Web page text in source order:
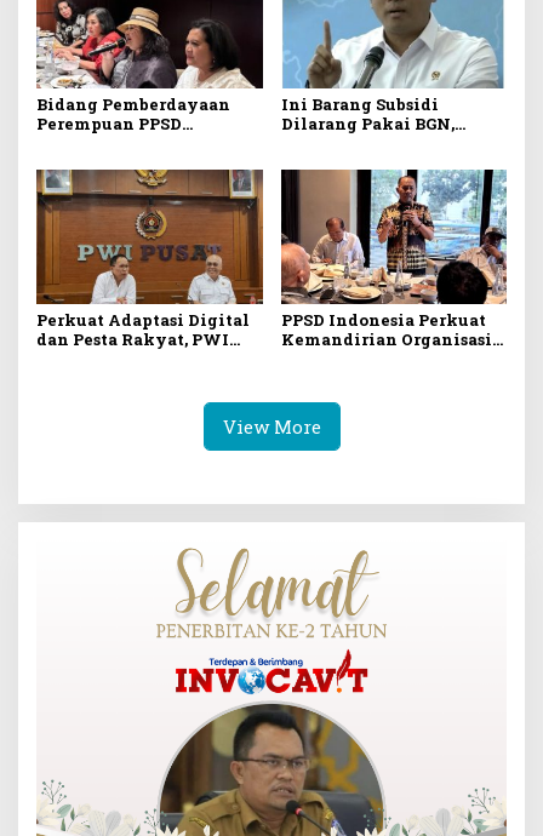
Bidang Pemberdayaan
Perempuan PPSD
Tingkatkan Peran dan
Kemandirian Pomparan
Siahaan
Ini Barang Subsidi
Dilarang Pakai BGN,
Perkuat Adaptasi Digital
dan Pesta Rakyat, PWI
PPSD Indonesia Perkuat
Kemandirian Organisasi
Pendidikan
View More